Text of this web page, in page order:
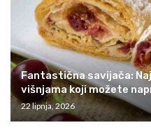
Fantastična savijača:
višnjama koji možete
22 lipnja, 2026